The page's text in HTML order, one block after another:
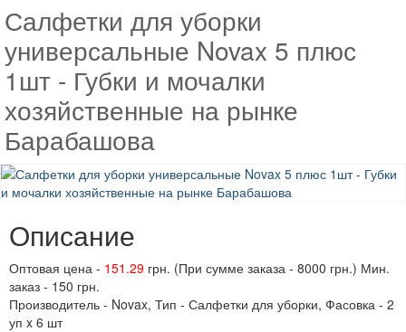
Салфетки для уборки
универсальные Novax 5 плюс
1шт - Губки и мочалки
хозяйственные на рынке
Барабашова
Описание
Оптовая цена - 151.29 грн. (При сумме заказа - 8000 грн.) Мин.
заказ - 150 грн.
Производитель - Novax, Тип - Салфетки для уборки, Фасовка - 2
уп x 6 шт